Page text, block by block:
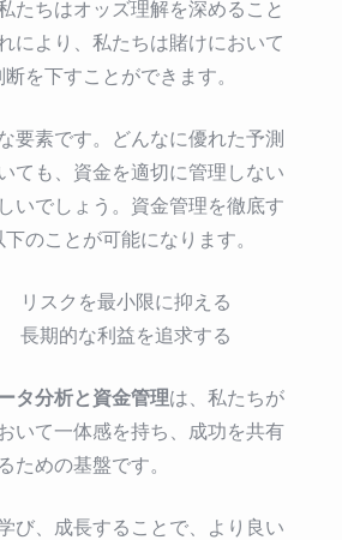
たちはオッズ理解を深めること
により、私たちは賭けにおいて
を下すことができます。
要素です。どんなに優れた予測
ても、資金を適切に管理しない
いでしょう。資金管理を徹底す
のことが可能になります。
リスクを最小限に抑える
長期的な利益を追求する
タ分析と資金管理は、私たちが
いて一体感を持ち、成功を共有
ための基盤です。
び、成長することで、より良い